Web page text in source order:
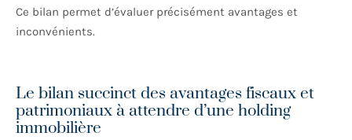
Ce bilan permet d’évaluer précisément avantages et
inconvénients.
Le bilan succinct des avantages fiscaux et
patrimoniaux à attendre d’une holding
immobilière